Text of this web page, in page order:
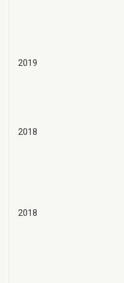
2019
2018
2018